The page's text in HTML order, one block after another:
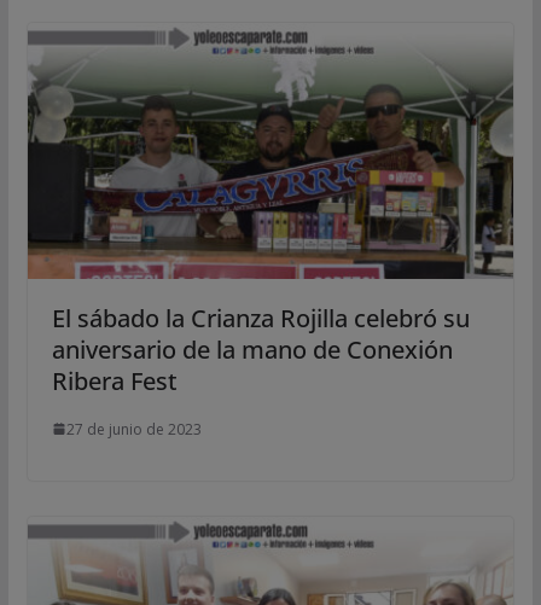
El sábado la Crianza Rojilla celebró su
aniversario de la mano de Conexión
Ribera Fest
27 de junio de 2023